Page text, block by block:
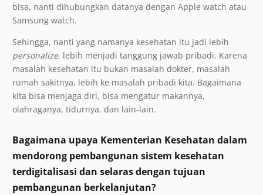
bisa, nanti dihubungkan datanya dengan Apple watch atau
Samsung watch.
Sehingga, nanti yang namanya kesehatan itu jadi lebih
personalize, lebih menjadi tanggung jawab pribadi. Karena
masalah kesehatan itu bukan masalah dokter, masalah
rumah sakitnya, lebih ke masalah pribadi kita. Bagaimana
kita bisa menjaga diri, bisa mengatur makannya,
olahraganya, tidurnya, dan lain-lain.
Bagaimana upaya Kementerian Kesehatan dalam
mendorong pembangunan sistem kesehatan
terdigitalisasi dan selaras dengan tujuan
pembangunan berkelanjutan?